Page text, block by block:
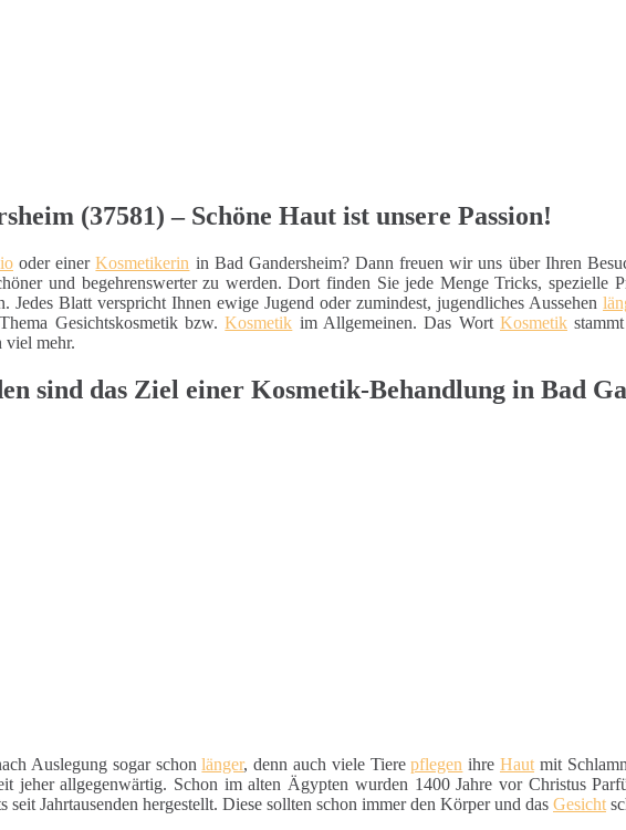
(37581) – Schöne Haut ist unsere Passion!
oder einerKosmetikerin in Bad Gandersheim? Dann freuen wir uns über Ihren
und begehrenswerter zu werden. Dort finden Sie jede Menge Tricks, spezielle
Jedes Blatt verspricht Ihnen ewige Jugend oder zumindest, jugendliches Aussehen
Gesichtskosmetik bzw.Kosmetik im Allgemeinen. Das WortKosmetik
viel mehr.
sind das Ziel einer Kosmetik-Behandlung in Bad
Auslegung sogar schonlänger, denn auch viele Tierepflegen ihreHaut mit
jeher allgegenwärtig. Schon im alten Ägypten wurden 1400 Jahre vor Christus
Jahrtausenden hergestellt. Diese sollten schon immer den Körper und das Gesicht